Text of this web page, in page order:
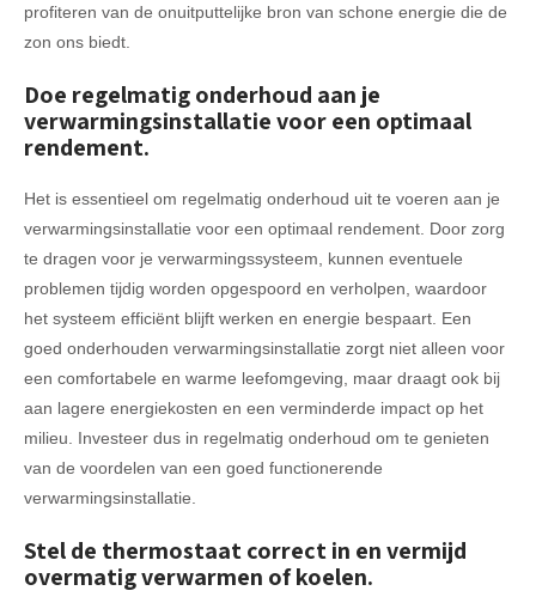
profiteren van de onuitputtelijke bron van schone energie die de
zon ons biedt.
Doe regelmatig onderhoud aan je
verwarmingsinstallatie voor een optimaal
rendement.
Het is essentieel om regelmatig onderhoud uit te voeren aan je
verwarmingsinstallatie voor een optimaal rendement. Door zorg
te dragen voor je verwarmingssysteem, kunnen eventuele
problemen tijdig worden opgespoord en verholpen, waardoor
het systeem efficiënt blijft werken en energie bespaart. Een
goed onderhouden verwarmingsinstallatie zorgt niet alleen voor
een comfortabele en warme leefomgeving, maar draagt ook bij
aan lagere energiekosten en een verminderde impact op het
milieu. Investeer dus in regelmatig onderhoud om te genieten
van de voordelen van een goed functionerende
verwarmingsinstallatie.
Stel de thermostaat correct in en vermijd
overmatig verwarmen of koelen.